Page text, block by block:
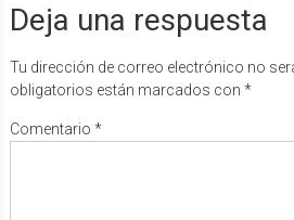
Deja una respuesta
Tu dirección de correo electrónico no
obligatorios están marcados con *
Comentario *